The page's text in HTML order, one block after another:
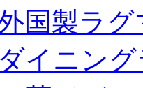
国製ラグ
ダイニン